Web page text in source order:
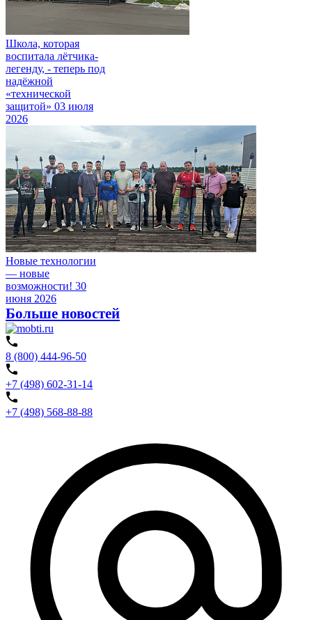
Школа, которая
воспитала лётчика-
легенду, - теперь под
надёжной
«технической
защитой» 03 июля
2026
Новые технологии
— новые
возможности! 30
июня 2026
Больше новостей
8 (800) 444-96-50
+7 (498) 602-31-14
+7 (498) 568-88-88